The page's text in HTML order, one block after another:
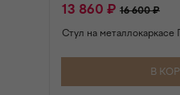
13 860 ₽ 16 600 ₽
Стул на металлокаркасе
В